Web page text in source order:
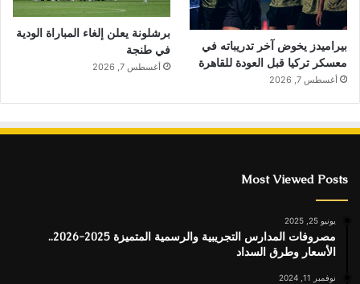
بيراميدز يخوض آخر تدريباته في
معسكر تركيا قبل العودة للقاهرة
أغسطس 7, 2026
برشلونة يعلن إلغاء المباراة الودية
في طنجة
أغسطس 7, 2026
Most Viewed Posts
يونيو 25, 2025
مصروفات المدارس التجريبية والرسمية المتميزة 2025-2026..
الأسعار وطرق السداد
نوفمبر 11, 2024